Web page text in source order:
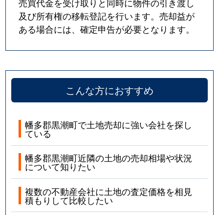
及び所有権の移転登記を行います。売却益が
ある場合には、確定申告が必要となります。
こんな方におすすめ
幡多郡黒潮町で土地売却に強い会社を探し
ている
幡多郡黒潮町近隣の土地の売却相場や状況
について知りたい
複数の不動産会社に土地の査定価格を相見
積もりして比較したい